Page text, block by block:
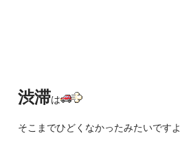
渋滞は
そこまでひどくなかったみたいですよ